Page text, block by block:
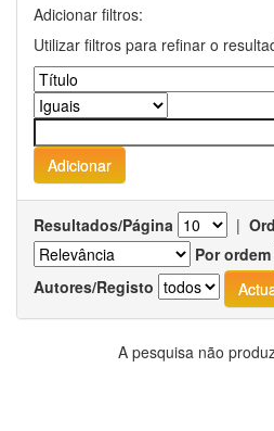
Adicionar filtros:
Utilizar filtros para refinar o
Resultados/Página |
Por ordem
Autores/Registo
A pesquisa não